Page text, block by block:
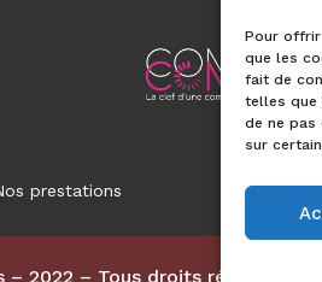
Pour offrir
que les
fait de
telles que
de ne pas
sur
prestations
charpente Capdenac
– 2022 – Tous droits réservés